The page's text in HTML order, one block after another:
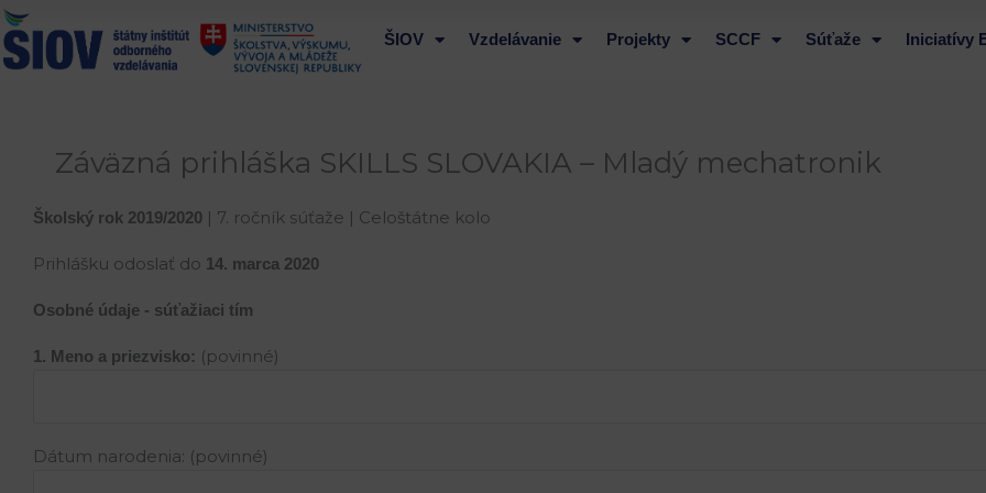
Preskočiť
na
obsah
ŠIOV Vzdelávanie Projekty SCCF Súťaže Iniciatívy
Záväzná prihláška SKILLS SLOVAKIA – Mladý mechatronik
Školský rok 2019/2020 | 7. ročník súťaže | Celoštátne kolo
Prihlášku odoslať do 14. marca 2020
Osobné údaje - súťažiaci tím
1. Meno a priezvisko: (povinné)
Dátum narodenia: (povinné)